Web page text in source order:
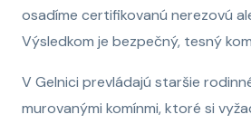
osadíme certifikovanú nerezovú
Výsledkom je bezpečný, tesný
V Gelnici prevládajú staršie
murovanými komínmi, ktoré si